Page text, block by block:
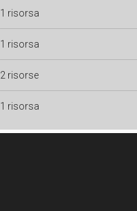
1 risorsa
1 risorsa
2 risorse
1 risorsa